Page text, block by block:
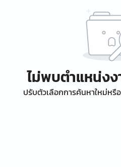
ไม่พบตำแหน่ง
ปรับตัวเลือกการค้นหาใหม่ห